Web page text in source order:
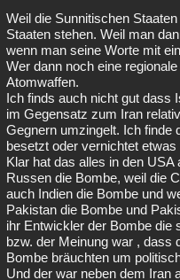
Weil die Sunnitischen
Staaten stehen. Weil man
wenn man seine Worte mit
Wer dann noch eine
Atomwaffen.
Ich finds auch nicht gut dass
im Gegensatz zum Iran
Gegnern umzingelt. Ich finde
besetzt oder vernichtet etwas
Klar hat das alles in den
Russen die Bombe, weil die
auch Indien die Bombe und
Pakistan die Bombe und
ihr Entwickler der Bombe die
bzw. der Meinung war , dass
Bombe bräuchten um
Und der war neben dem Iran